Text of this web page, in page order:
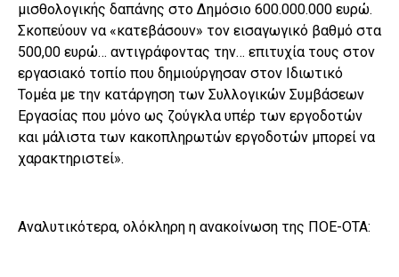
μισθολογικής δαπάνης στο Δημόσιο 600.000.000 ευρώ.
Σκοπεύουν να «κατεβάσουν» τον εισαγωγικό βαθμό στα
500,00 ευρώ… αντιγράφοντας την… επιτυχία τους στον
εργασιακό τοπίο που δημιούργησαν στον Ιδιωτικό
Τομέα με την κατάργηση των Συλλογικών Συμβάσεων
Εργασίας που μόνο ως ζούγκλα υπέρ των εργοδοτών
και μάλιστα των κακοπληρωτών εργοδοτών μπορεί να
χαρακτηριστεί».
Αναλυτικότερα, ολόκληρη η ανακοίνωση της ΠΟΕ-ΟΤΑ: